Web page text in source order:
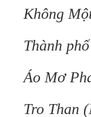
Không
Thành
Áo Mơ
Tro Than